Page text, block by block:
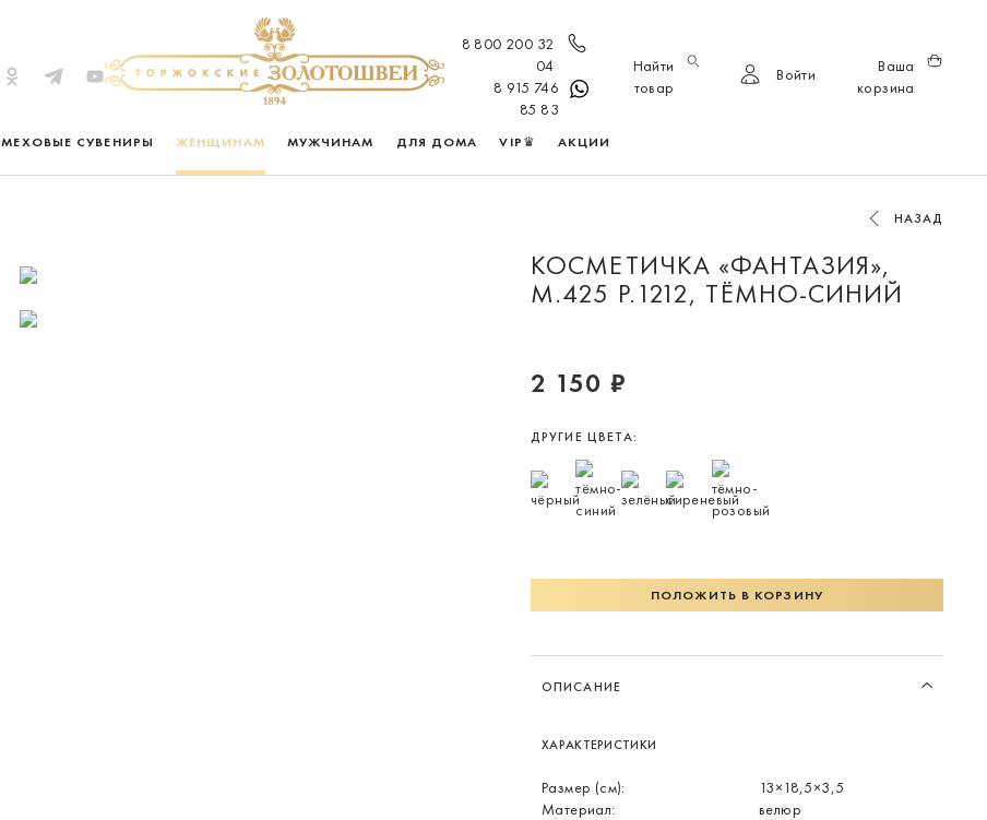
8 800 200 32
04
8 915 746
85 83
Найти
товар
Войти
Ваша
корзина
МЕХОВЫЕ СУВЕНИРЫ ЖЕНЩИНАМ МУЖЧИНАМ ДЛЯ ДОМА VIP♛ АКЦИИ
НАЗАД
КОСМЕТИЧКА «ФАНТАЗИЯ»,
М.425 Р.1212, ТЁМНО-СИНИЙ
2 150 ₽
ДРУГИЕ ЦВЕТА:
ПОЛОЖИТЬ В КОРЗИНУ
ОПИСАНИЕ
ХАРАКТЕРИСТИКИ
Размер (см):
13×18,5×3,5
Материал:
велюр